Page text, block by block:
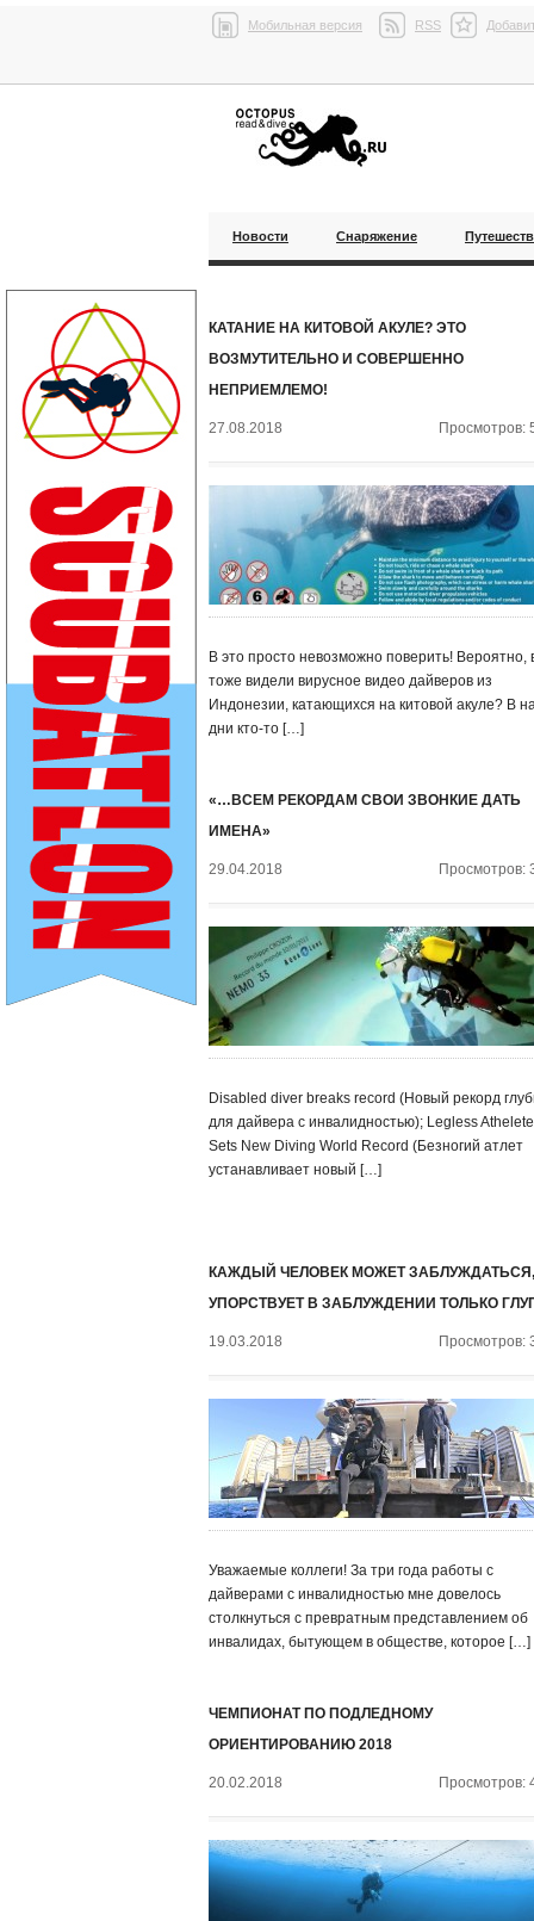
Мобильная версия RSS
Новости Снаряжение
КАТАНИЕ НА КИТОВОЙ АКУЛЕ? ЭТО
ВОЗМУТИТЕЛЬНО И СОВЕРШЕННО
НЕПРИЕМЛЕМО!
27.08.2018 Просмотров:
В это просто невозможно поверить! Вероятно,
тоже видели вирусное видео дайверов из
Индонезии, катающихся на китовой акуле? В
дни кто-то […]
«…ВСЕМ РЕКОРДАМ СВОИ ЗВОНКИЕ ДАТЬ
ИМЕНА»
29.04.2018 Просмотров:
Disabled diver breaks record (Новый рекорд
для дайвера с инвалидностью); Legless Athelete
Sets New Diving World Record (Безногий атлет
устанавливает новый […]
КАЖДЫЙ ЧЕЛОВЕК МОЖЕТ
УПОРСТВУЕТ В ЗАБЛУЖДЕНИИ ТОЛЬКО
19.03.2018 Просмотров:
Уважаемые коллеги! За три года работы с
дайверами с инвалидностью мне довелось
столкнуться с превратным представлением об
инвалидах, бытующем в обществе, которое […]
ЧЕМПИОНАТ ПО ПОДЛЕДНОМУ
ОРИЕНТИРОВАНИЮ 2018
20.02.2018 Просмотров: